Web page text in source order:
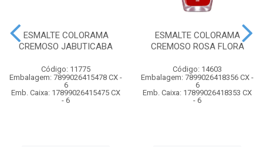
ESMALTE COLORAMA
CREMOSO JABUTICABA
Código: 11775
Embalagem: 7899026415478 CX -
6
Emb. Caixa: 17899026415475 CX
- 6
ESMALTE COLORAMA
CREMOSO ROSA FLORA
Código: 14603
Embalagem: 7899026418356 CX -
6
Emb. Caixa: 17899026418353 CX
- 6